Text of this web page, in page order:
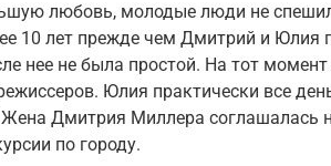
любовь, молодые люди не
10 лет прежде чем Дмитрий и Юлия
нее не была простой. На тот
Юлия практически все
Жена Дмитрия Миллера соглашалась
по городу.